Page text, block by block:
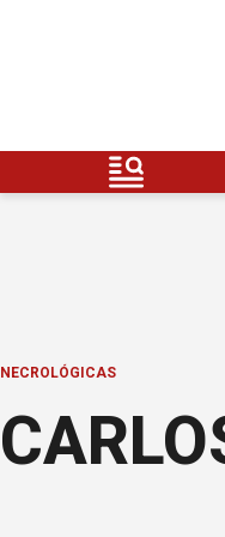
NECROLÓGICAS